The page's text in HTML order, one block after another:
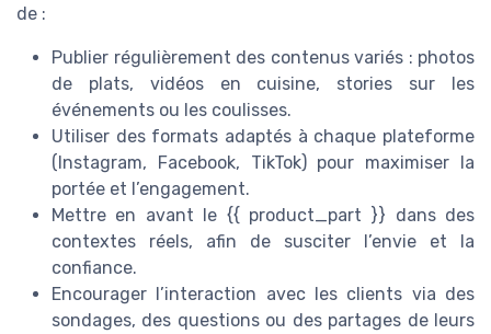
de :
Publier régulièrement des contenus variés : photos
de plats, vidéos en cuisine, stories sur les
événements ou les coulisses.
Utiliser des formats adaptés à chaque plateforme
(Instagram, Facebook, TikTok) pour maximiser la
portée et l’engagement.
Mettre en avant le {{ product_part }} dans des
contextes réels, afin de susciter l’envie et la
confiance.
Encourager l’interaction avec les clients via des
sondages, des questions ou des partages de leurs